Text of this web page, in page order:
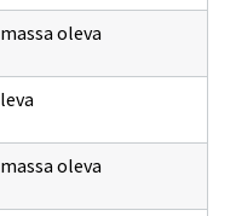
oleva
oleva